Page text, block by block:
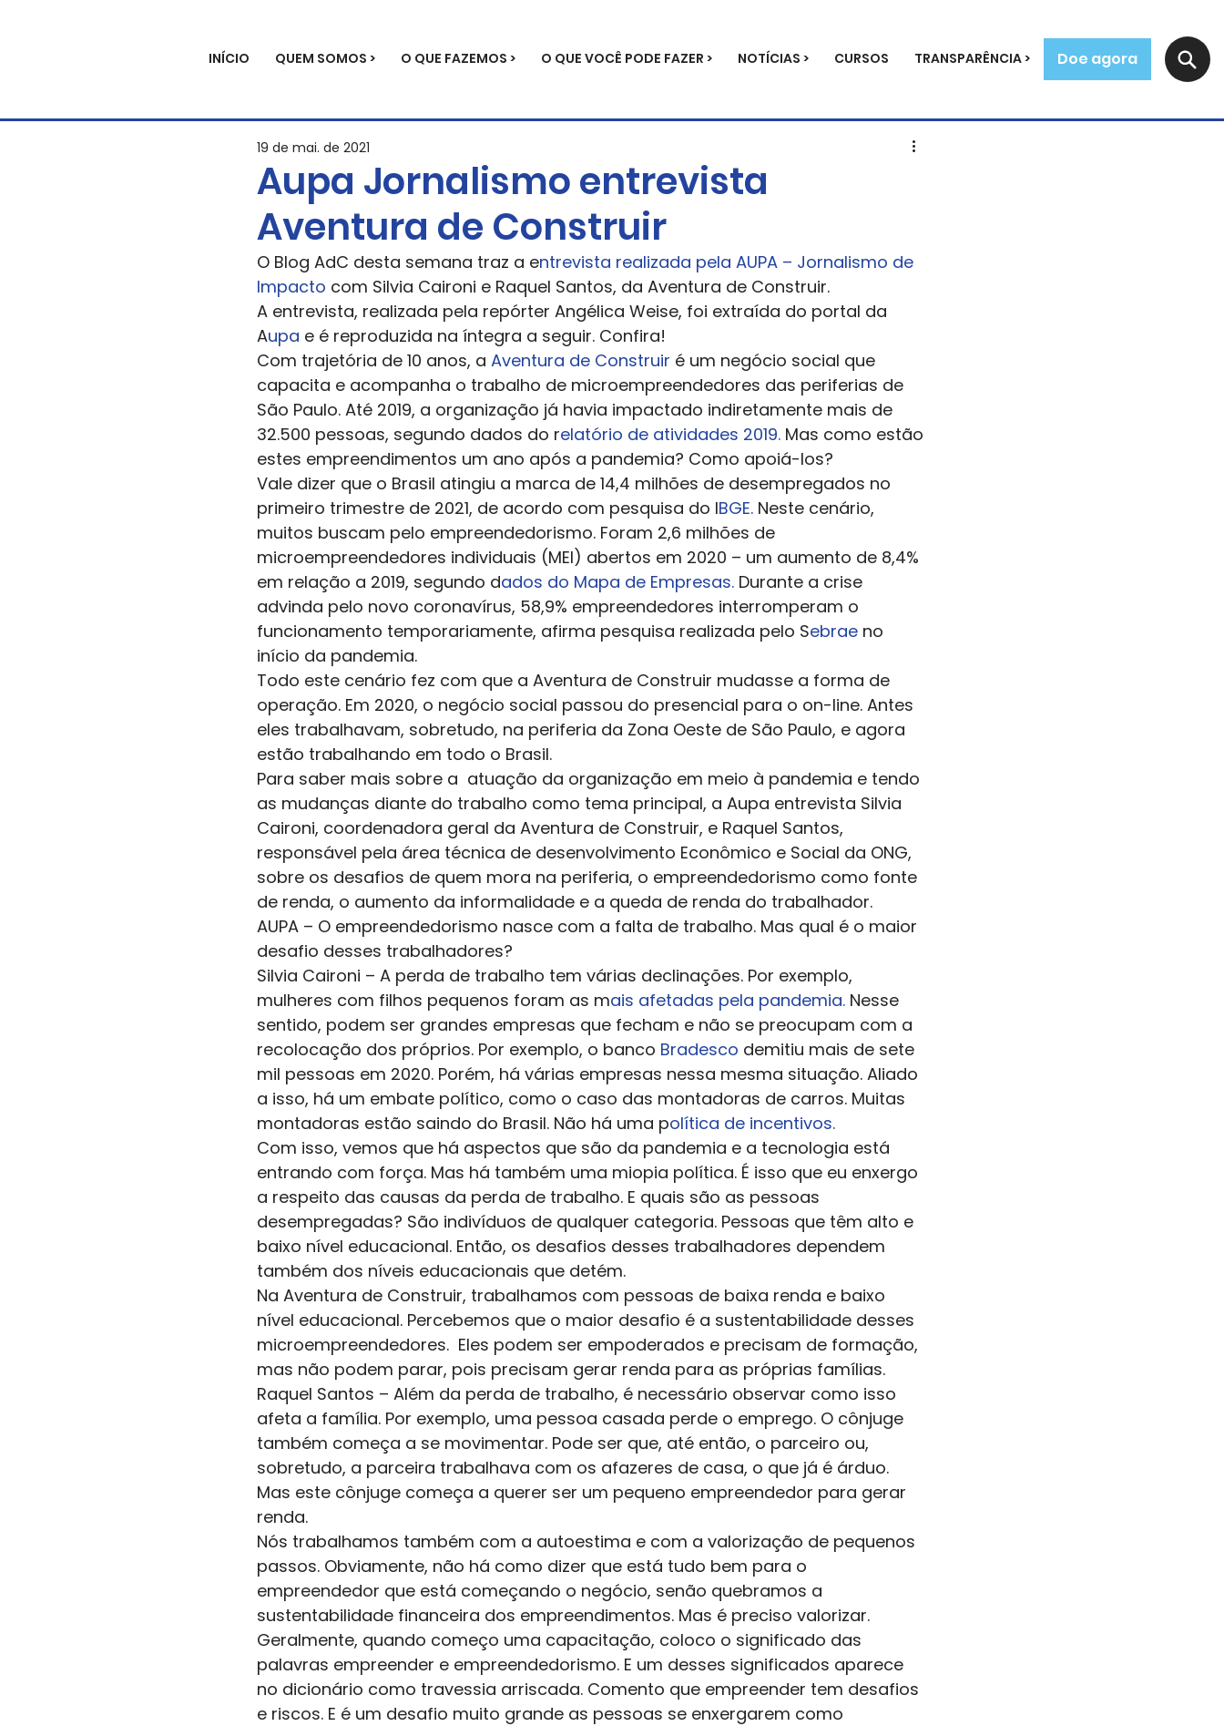
INÍCIO QUEM SOMOS > O QUE FAZEMOS > O QUE VOCÊ PODE FAZER > NOTÍCIAS > CURSOS TRANSPARÊNCIA > Doe agora
Aupa Jornalismo entrevista
Aventura de Construir
19 de mai. de 2021
O Blog AdC desta semana traz a entrevista realizada pela AUPA – Jornalismo de
Impacto com Silvia Caironi e Raquel Santos, da Aventura de Construir.
A entrevista, realizada pela repórter Angélica Weise, foi extraída do portal da
Aupa e é reproduzida na íntegra a seguir. Confira!
Com trajetória de 10 anos, a Aventura de Construir é um negócio social que
capacita e acompanha o trabalho de microempreendedores das periferias de
São Paulo. Até 2019, a organização já havia impactado indiretamente mais de
32.500 pessoas, segundo dados do relatório de atividades 2019. Mas como estão
estes empreendimentos um ano após a pandemia? Como apoiá-los?
Vale dizer que o Brasil atingiu a marca de 14,4 milhões de desempregados no
primeiro trimestre de 2021, de acordo com pesquisa do IBGE. Neste cenário,
muitos buscam pelo empreendedorismo. Foram 2,6 milhões de
microempreendedores individuais (MEI) abertos em 2020 – um aumento de 8,4%
em relação a 2019, segundo dados do Mapa de Empresas. Durante a crise
advinda pelo novo coronavírus, 58,9% empreendedores interromperam o
funcionamento temporariamente, afirma pesquisa realizada pelo Sebrae no
início da pandemia.
Todo este cenário fez com que a Aventura de Construir mudasse a forma de
operação. Em 2020, o negócio social passou do presencial para o on-line. Antes
eles trabalhavam, sobretudo, na periferia da Zona Oeste de São Paulo, e agora
estão trabalhando em todo o Brasil.
Para saber mais sobre a  atuação da organização em meio à pandemia e tendo
as mudanças diante do trabalho como tema principal, a Aupa entrevista Silvia
Caironi, coordenadora geral da Aventura de Construir, e Raquel Santos,
responsável pela área técnica de desenvolvimento Econômico e Social da ONG,
sobre os desafios de quem mora na periferia, o empreendedorismo como fonte
de renda, o aumento da informalidade e a queda de renda do trabalhador.
AUPA – O empreendedorismo nasce com a falta de trabalho. Mas qual é o maior
desafio desses trabalhadores?
Silvia Caironi – A perda de trabalho tem várias declinações. Por exemplo,
mulheres com filhos pequenos foram as mais afetadas pela pandemia. Nesse
sentido, podem ser grandes empresas que fecham e não se preocupam com a
recolocação dos próprios. Por exemplo, o banco Bradesco demitiu mais de sete
mil pessoas em 2020. Porém, há várias empresas nessa mesma situação. Aliado
a isso, há um embate político, como o caso das montadoras de carros. Muitas
montadoras estão saindo do Brasil. Não há uma política de incentivos.
Com isso, vemos que há aspectos que são da pandemia e a tecnologia está
entrando com força. Mas há também uma miopia política. É isso que eu enxergo
a respeito das causas da perda de trabalho. E quais são as pessoas
desempregadas? São indivíduos de qualquer categoria. Pessoas que têm alto e
baixo nível educacional. Então, os desafios desses trabalhadores dependem
também dos níveis educacionais que detém.
Na Aventura de Construir, trabalhamos com pessoas de baixa renda e baixo
nível educacional. Percebemos que o maior desafio é a sustentabilidade desses
microempreendedores.  Eles podem ser empoderados e precisam de formação,
mas não podem parar, pois precisam gerar renda para as próprias famílias.
Raquel Santos – Além da perda de trabalho, é necessário observar como isso
afeta a família. Por exemplo, uma pessoa casada perde o emprego. O cônjuge
também começa a se movimentar. Pode ser que, até então, o parceiro ou,
sobretudo, a parceira trabalhava com os afazeres de casa, o que já é árduo.
Mas este cônjuge começa a querer ser um pequeno empreendedor para gerar
renda.
Nós trabalhamos também com a autoestima e com a valorização de pequenos
passos. Obviamente, não há como dizer que está tudo bem para o
empreendedor que está começando o negócio, senão quebramos a
sustentabilidade financeira dos empreendimentos. Mas é preciso valorizar.
Geralmente, quando começo uma capacitação, coloco o significado das
palavras empreender e empreendedorismo. E um desses significados aparece
no dicionário como travessia arriscada. Comento que empreender tem desafios
e riscos. E é um desafio muito grande as pessoas se enxergarem como